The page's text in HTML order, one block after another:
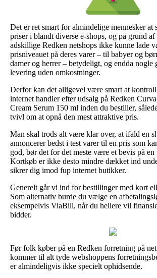
Det er ret smart for almindelige mennesker at
priser i blandt diverse e-shops, og på grund af
adskillige Redken netshops ikke kunne lade
prisniveauet på deres varer – til babyer og
damer og herrer – betydeligt, og endda nogle
levering uden omkostninger.
Derfor kan det alligevel være smart at
internet handler efter udsalg på Redken
Cream Serum 150 ml inden du bestiller,
tvivl om at opnå den mest attraktive pris.
Man skal trods alt være klar over, at ifald en
annoncerer bedst i test varer til en pris som
god, bør det for det meste være et bevis på en
Kortkøb er ikke desto mindre dækket ind
sikrer dig imod fup internet butikker.
Generelt går vi ind for bestillinger med kort
Som alternativ burde du vælge en
eksempelvis ViaBill, når du hellere vil
bidder.
Før folk køber på en Redken forretning på
kommer til alt tyde webshoppens
er almindeligvis ikke specielt ophidsende.